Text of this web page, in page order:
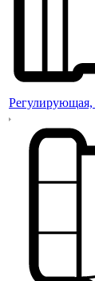
Регулирующая,